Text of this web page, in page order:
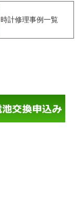
時計修理事例一覧